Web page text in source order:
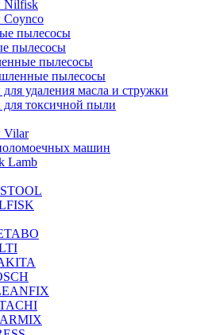
Nilfisk
пылесосы
пылесосы
пылесосы
пылесосы
удаления масла и стружки
токсичной пыли
Vilar
машин
Lamb